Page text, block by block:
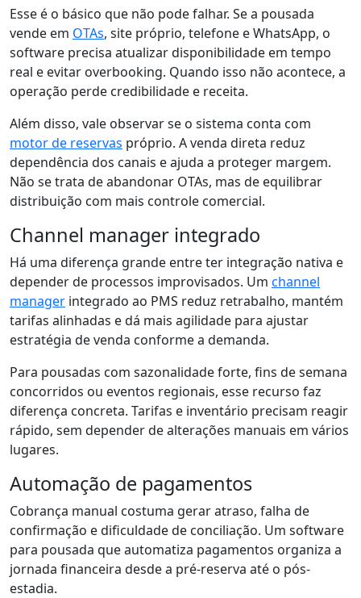
Esse é o básico que não pode falhar. Se a pousada
vende em OTAs, site próprio, telefone e WhatsApp, o
software precisa atualizar disponibilidade em tempo
real e evitar overbooking. Quando isso não acontece, a
operação perde credibilidade e receita.
Além disso, vale observar se o sistema conta com
motor de reservas próprio. A venda direta reduz
dependência dos canais e ajuda a proteger margem.
Não se trata de abandonar OTAs, mas de equilibrar
distribuição com mais controle comercial.
Channel manager integrado
Há uma diferença grande entre ter integração nativa e
depender de processos improvisados. Um channel
manager integrado ao PMS reduz retrabalho, mantém
tarifas alinhadas e dá mais agilidade para ajustar
estratégia de venda conforme a demanda.
Para pousadas com sazonalidade forte, fins de semana
concorridos ou eventos regionais, esse recurso faz
diferença concreta. Tarifas e inventário precisam reagir
rápido, sem depender de alterações manuais em vários
lugares.
Automação de pagamentos
Cobrança manual costuma gerar atraso, falha de
confirmação e dificuldade de conciliação. Um software
para pousada que automatiza pagamentos organiza a
jornada financeira desde a pré-reserva até o pós-
estadia.